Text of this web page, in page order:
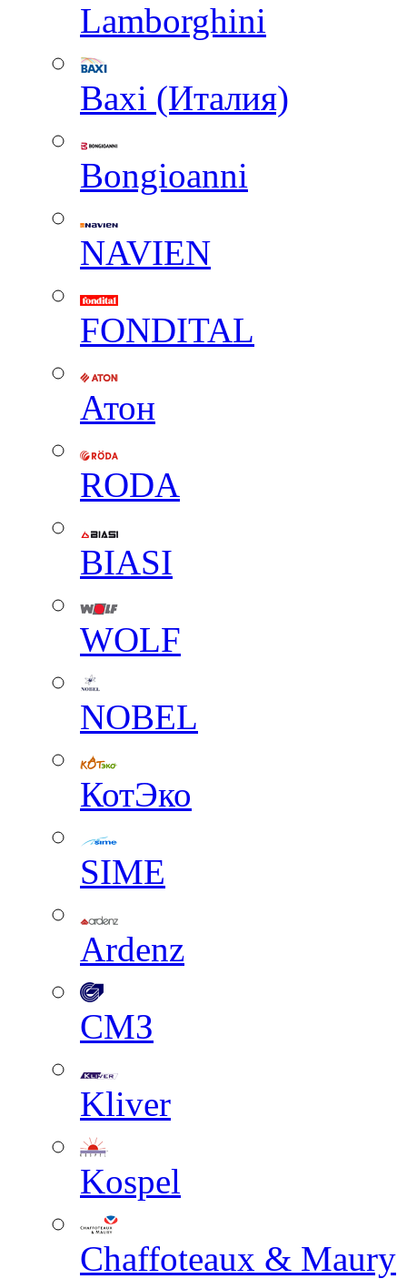
Lamborghini
Baxi (Италия)
Вongioanni
NAVIEN
FONDITAL
Атон
RODA
BIASI
WOLF
NOBEL
КотЭко
SIME
Ardenz
СМЗ
Kliver
Kospel
Chaffoteaux & Maury